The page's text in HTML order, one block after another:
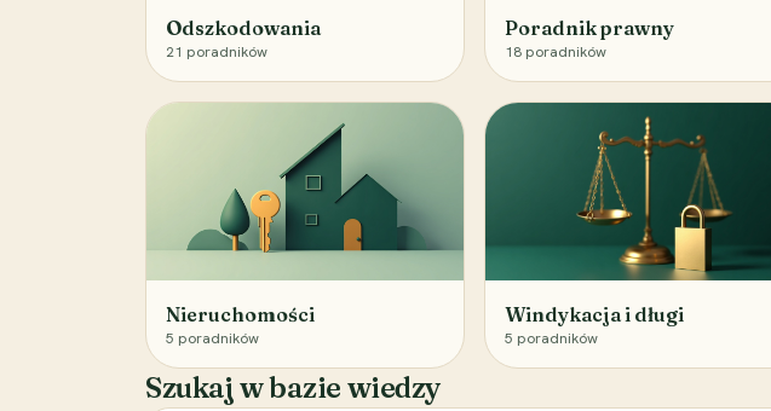
Odszkodowania
21 poradników
Poradnik prawny
18 poradników
Nieruchomości
5 poradników
Windykacja i długi
5 poradników
Szukaj w bazie wiedzy